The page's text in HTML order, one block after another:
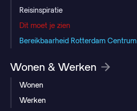
Reisinspiratie
Dit moet je zien
Bereikbaarheid Rotterdam Centrum
Wonen & Werken
Wonen
Werken